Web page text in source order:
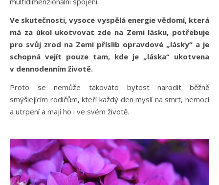
Ve skutečnosti, vysoce vyspělá energie vědomí, která
má za úkol ukotvovat zde na Zemi lásku, potřebuje
pro svůj zrod na Zemi příslib opravdové „lásky“ a je
schopná vejít pouze tam, kde je „láska“ ukotvena
v dennodenním životě.
Proto se nemůže takováto bytost narodit běžně
smýšlejícím rodičům, kteří každý den myslí na smrt, nemoci
a utrpení a mají ho i ve svém životě.